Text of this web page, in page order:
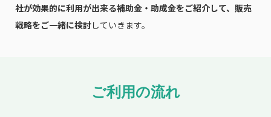
社が効果的に利用が出来る補助金・助成金をご紹介して、販売
戦略をご一緒に検討していきます。
ご利用の流れ